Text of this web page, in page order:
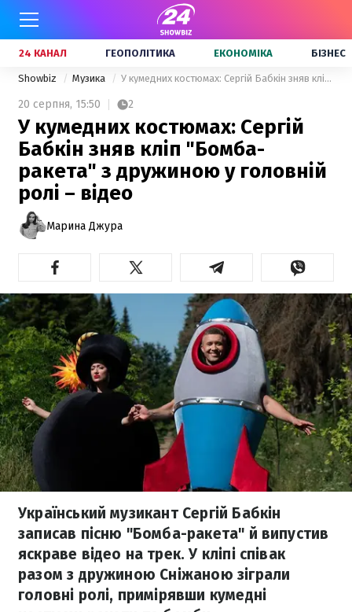
24 КАНАЛ ГЕОПОЛІТИКА ЕКОНОМІКА БІЗНЕС
Showbiz Музика У кумедних костюмах: Сергій Бабкін зняв кліп "Бомба-ракета" з дружиною у головній ролі – відео
20 серпня, 15:50 2
У кумедних костюмах: Сергій
Бабкін зняв кліп "Бомба-
ракета" з дружиною у головній
ролі – відео
Марина Джура
Український музикант Сергій Бабкін
записав пісню "Бомба-ракета" й випустив
яскраве відео на трек. У кліпі співак
разом з дружиною Сніжаною зіграли
головні ролі, примірявши кумедні